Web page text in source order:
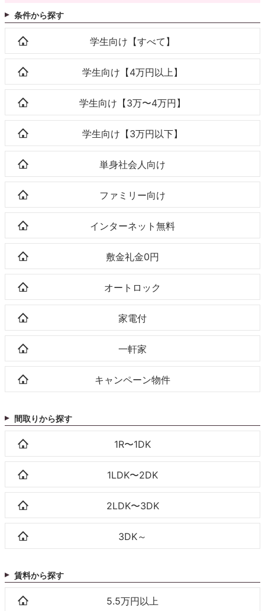
条件から探す
学生向け【すべて】
学生向け【4万円以上】
学生向け【3万〜4万円】
学生向け【3万円以下】
単身社会人向け
ファミリー向け
インターネット無料
敷金礼金0円
オートロック
家電付
一軒家
キャンペーン物件
間取りから探す
1R〜1DK
1LDK〜2DK
2LDK〜3DK
3DK～
賃料から探す
5.5万円以上